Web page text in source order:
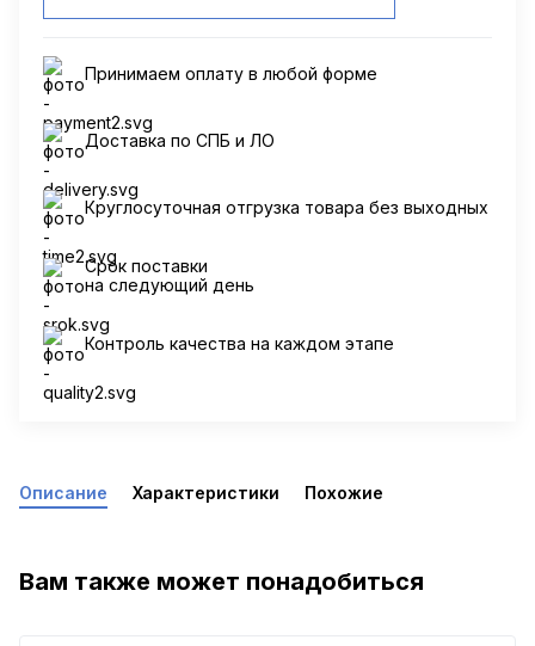
Принимаем оплату в любой форме
Доставка по СПБ и ЛО
Круглосуточная отгрузка товара без выходных
Срок поставки
на следующий день
Контроль качества на каждом этапе
Описание Характеристики Похожие
Вам также может понадобиться